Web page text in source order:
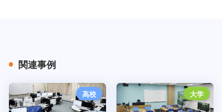
関連事例
高校 大学